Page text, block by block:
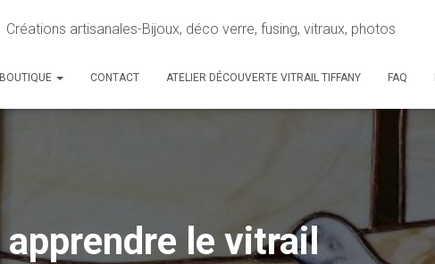
Créations artisanales-Bijoux, déco verre, fusing, vitraux, photos
BOUTIQUE CONTACT ATELIER DÉCOUVERTE VITRAIL TIFFANY FAQ
apprendre le vitrail